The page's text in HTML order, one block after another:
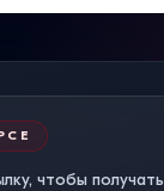
чтобы получать